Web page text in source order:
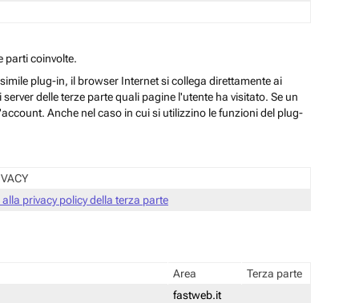
parti coinvolte.
plug-in, il browser Internet si collega direttamente ai
delle terze parte quali pagine l'utente ha visitato. Se un
Anche nel caso in cui si utilizzino le funzioni del plug-
alla privacy policy della terza parte
Area
Terza parte
fastweb.it